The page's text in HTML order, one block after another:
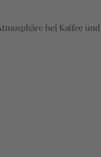
bei Kaffee und